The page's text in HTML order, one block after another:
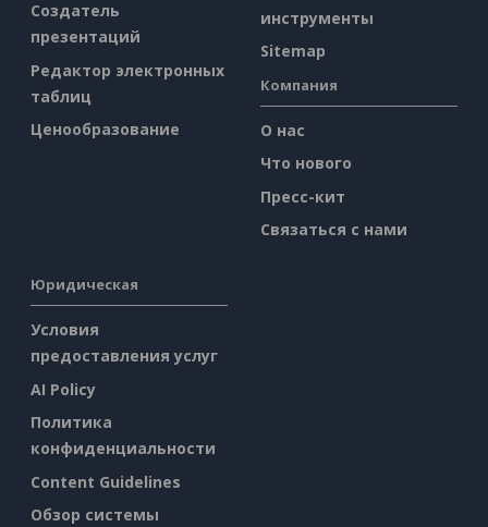
Создатель
презентаций
Редактор электронных
таблиц
Ценообразование
инструменты
Sitemap
Компания
О нас
Что нового
Пресс-кит
Связаться с нами
Юридическая
Условия
предоставления услуг
AI Policy
Политика
конфиденциальности
Content Guidelines
Обзор системы